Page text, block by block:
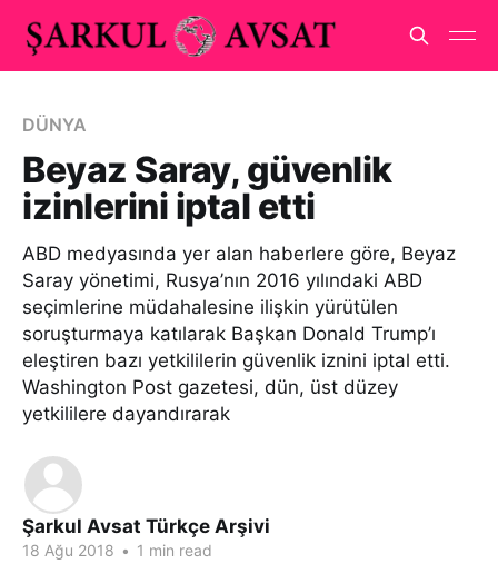
DÜNYA
Beyaz Saray, güvenlik
izinlerini iptal etti
ABD medyasında yer alan haberlere göre, Beyaz
Saray yönetimi, Rusya’nın 2016 yılındaki ABD
seçimlerine müdahalesine ilişkin yürütülen
soruşturmaya katılarak Başkan Donald Trump’ı
eleştiren bazı yetkililerin güvenlik iznini iptal etti.
Washington Post gazetesi, dün, üst düzey
yetkililere dayandırarak
Şarkul Avsat Türkçe Arşivi
18 Ağu 2018 • 1 min read